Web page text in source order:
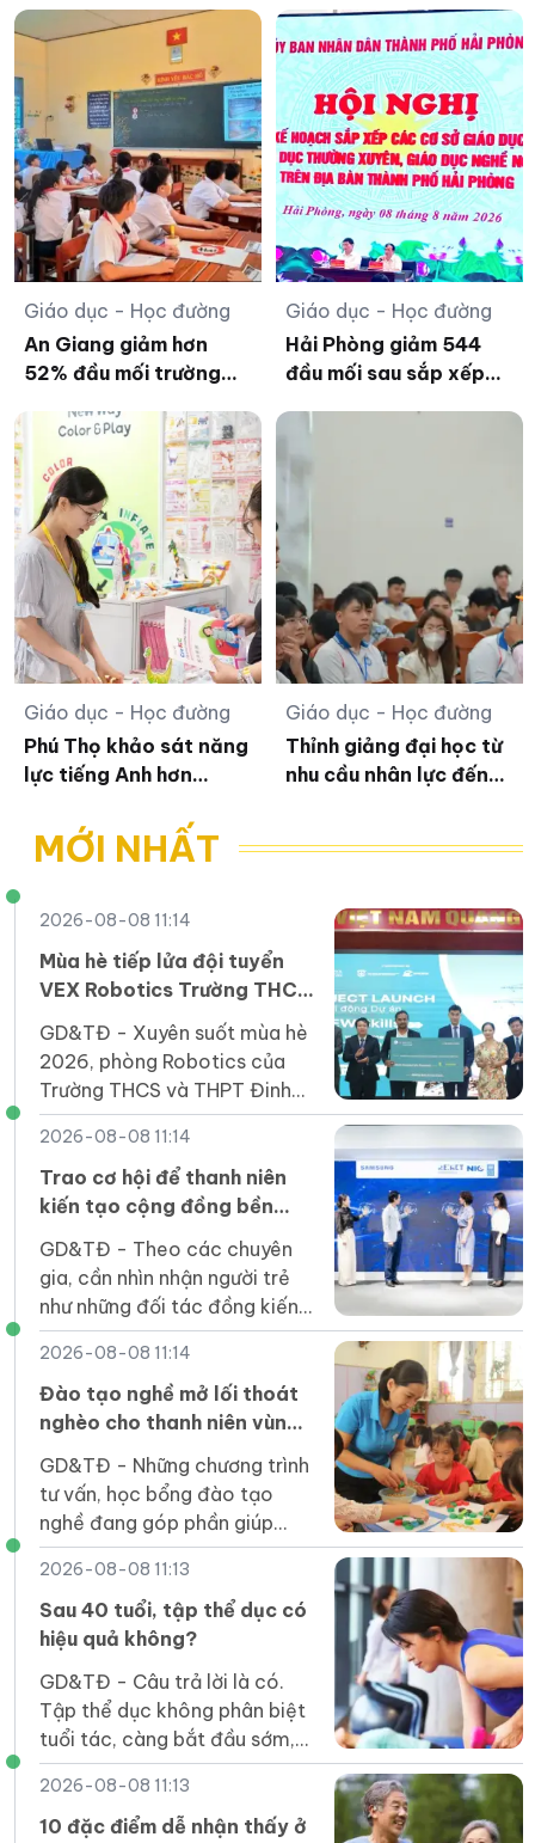
xếp
trong năm học mới
Giáo dục - Học đường
An Giang giảm hơn
52% đầu mối trường
Giáo dục - Học đường
Hải Phòng giảm 544
đầu mối sau sắp xếp
Giáo dục - Học đường
Phú Thọ khảo sát năng
lực tiếng Anh hơn
thông
Giáo dục - Học đường
Thỉnh giảng đại học từ
nhu cầu nhân lực đến
MỚI NHẤT
2026-08-08 11:14
Mùa hè tiếp lửa đội tuyển
VEX Robotics Trường THCS
và THPT Đinh Thiện Lý
GD&TĐ - ​​Xuyên suốt mùa hè
2026, phòng Robotics của
Trường THCS và THPT Đinh
Thiện Lý (LSTS) luôn sôi nổi
trong không khí học tập và
sáng tạo.
2026-08-08 11:14
Trao cơ hội để thanh niên
kiến tạo cộng đồng bền
GD&TĐ - Theo các chuyên
gia, cần nhìn nhận người trẻ
như những đối tác đồng kiến
tạo, trực tiếp tham gia giải
quyết các vấn đề của cộng
đồng.
2026-08-08 11:14
Đào tạo nghề mở lối thoát
nghèo cho thanh niên vùng
cao Lai Châu
GD&TĐ - Những chương trình
tư vấn, học bổng đào tạo
nghề đang góp phần giúp
thanh niên Lai Châu trở lại
giảng đường, mở ra kỳ vọng
về nghề nghiệp ổn định.
2026-08-08 11:13
Sau 40 tuổi, tập thể dục có
hiệu quả không?
GD&TĐ - Câu trả lời là có.
Tập thể dục không phân biệt
tuổi tác, càng bắt đầu sớm,
lợi ích càng nhiều.
2026-08-08 11:13
10 đặc điểm dễ nhận thấy ở